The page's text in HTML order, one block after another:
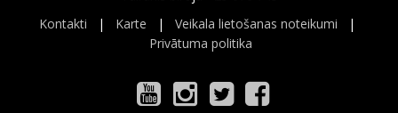
Kontakti | Karte | Veikala lietošanas noteikumi |
Privātuma politika